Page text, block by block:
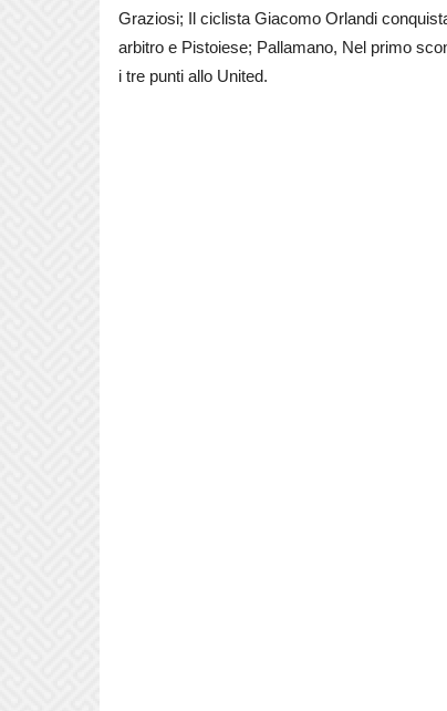
Graziosi; Il ciclista Giacomo Orlandi
arbitro e Pistoiese; Pallamano, Nel primo
i tre punti allo United.